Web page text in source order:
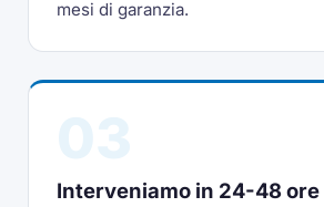
mesi di garanzia.
Interveniamo in 24-48 ore